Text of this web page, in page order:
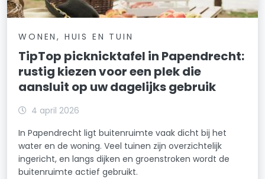
WONEN, HUIS EN TUIN
TipTop picknicktafel in Papendrecht:
rustig kiezen voor een plek die
aansluit op uw dagelijks gebruik
4 april 2026
In Papendrecht ligt buitenruimte vaak dicht bij het
water en de woning. Veel tuinen zijn overzichtelijk
ingericht, en langs dijken en groenstroken wordt de
buitenruimte actief gebruikt.